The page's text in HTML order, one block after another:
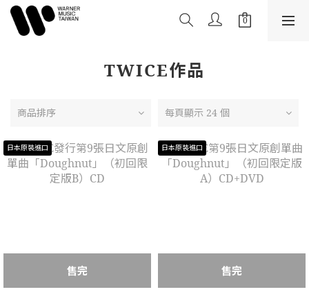
TWICE作品
商品排序 每頁顯示 24 個
日本原裝進口
售完
日本原裝進口
售完